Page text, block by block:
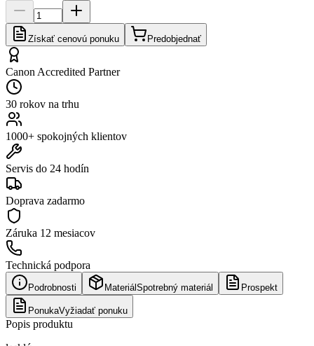
Získať cenovú ponuku Predobjednať
Canon Accredited Partner
30 rokov na trhu
1000+ spokojných klientov
Servis do 24 hodín
Doprava zadarmo
Záruka 12 mesiacov
Technická podpora
Podrobnosti Materiál Spotrebný materiál Prospekt
PonukaVyžiadať ponuku
Popis produktu